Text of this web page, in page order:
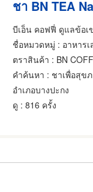
ชา BN TEA
บีเอ็น คอฟฟี่ ดูแลข้อเ
ชื่อหมวดหมู่ : อาหาร
ตราสินค้า : BN
คำค้นหา : ชาเพื่อสุข
อำเภอบางปะกง
ดู : 816 ครั้ง